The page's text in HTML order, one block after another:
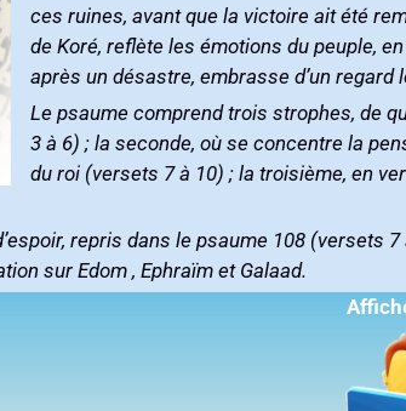
ces ruines‭, ‬avant que la victoire ait été remportée sur les Édomites‭ (‬versets 11‭ ‬et 14‭). ‬Tandis que le Psaume 44‭, ‬des fils
de Koré‭, ‬reflète les émotions du peuple‭, ‬en de telles circonstances‭, ‬celui-ci reproduit bien les sentiments d’un roi‭, ‬qui‭,
Le psaume comprend trois strophes‭, ‬de
3‭ ‬à 6‭) ; ‬la seconde‭, ‬où se concentre la
du roi‭ (‬versets 7‭ ‬à 10‭) ; ‬la troisième‭, ‬en
‬repris dans le psaume 108‭ (‬versets
sur Edom‭ , ‬Ephraïm et Galaad‭.‬